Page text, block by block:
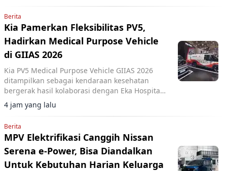
Berita
Kia Pamerkan Fleksibilitas PV5,
Hadirkan Medical Purpose Vehicle
di GIIAS 2026
Kia PV5 Medical Purpose Vehicle GIIAS 2026
ditampilkan sebagai kendaraan kesehatan
bergerak hasil kolaborasi dengan Eka Hospital
dan mitra lainnya.
4 jam yang lalu
Berita
MPV Elektrifikasi Canggih Nissan
Serena e-Power, Bisa Diandalkan
Untuk Kebutuhan Harian Keluarga